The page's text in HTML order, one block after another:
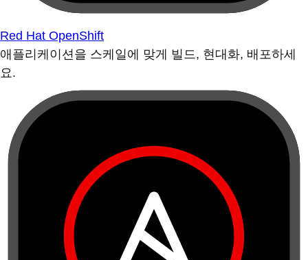
Red Hat OpenShift
애플리케이션을 스케일에 맞게 빌드, 현대화, 배포하세
요.